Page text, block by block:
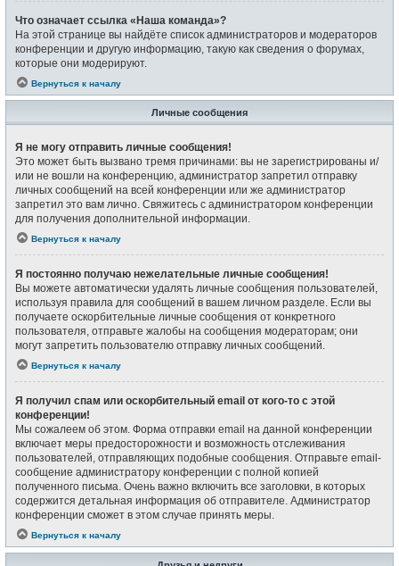
Что означает ссылка «Наша команда»?
На этой странице вы найдёте список администраторов и модераторов
конференции и другую информацию, такую как сведения о форумах,
которые они модерируют.
Вернуться к началу
Личные сообщения
Я не могу отправить личные сообщения!
Это может быть вызвано тремя причинами: вы не зарегистрированы и/
или не вошли на конференцию, администратор запретил отправку
личных сообщений на всей конференции или же администратор
запретил это вам лично. Свяжитесь с администратором конференции
для получения дополнительной информации.
Вернуться к началу
Я постоянно получаю нежелательные личные сообщения!
Вы можете автоматически удалять личные сообщения пользователей,
используя правила для сообщений в вашем личном разделе. Если вы
получаете оскорбительные личные сообщения от конкретного
пользователя, отправьте жалобы на сообщения модераторам; они
могут запретить пользователю отправку личных сообщений.
Вернуться к началу
Я получил спам или оскорбительный email от кого-то с этой
конференции!
Мы сожалеем об этом. Форма отправки email на данной конференции
включает меры предосторожности и возможность отслеживания
пользователей, отправляющих подобные сообщения. Отправьте email-
сообщение администратору конференции с полной копией
полученного письма. Очень важно включить все заголовки, в которых
содержится детальная информация об отправителе. Администратор
конференции сможет в этом случае принять меры.
Вернуться к началу